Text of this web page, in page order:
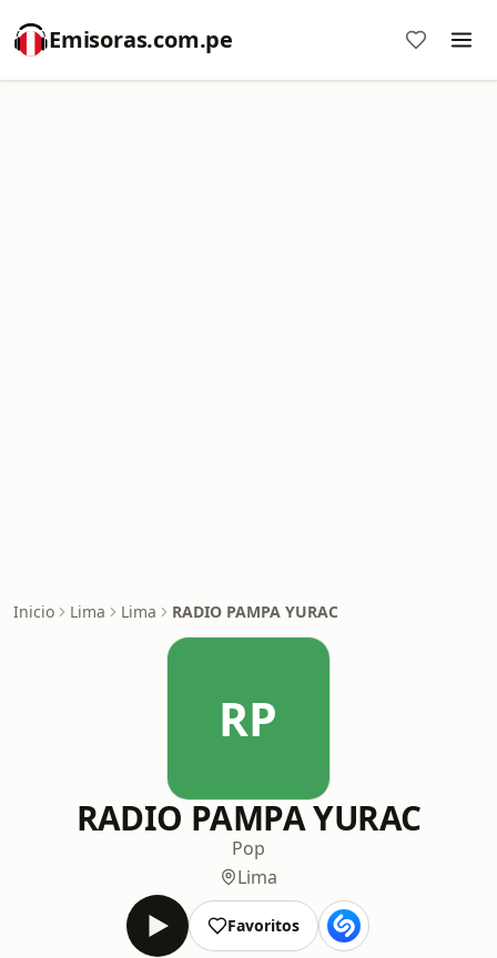
Emisoras.com.pe
Inicio Lima Lima RADIO PAMPA YURAC
RP
RADIO PAMPA YURAC
Pop
Lima
Favoritos